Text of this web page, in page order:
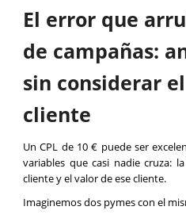
El error que
de campañas:
sin considerar
cliente
Un CPL de 10 € puede ser
variables que casi nadie cruza:
cliente y el valor de ese cliente.
Imaginemos dos pymes con el